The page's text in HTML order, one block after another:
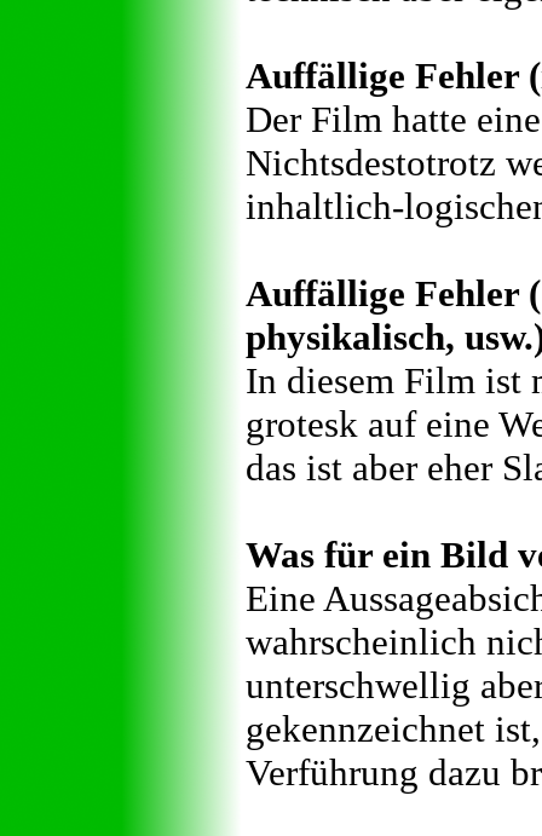
Auffällige Fehler
Der Film hatte
Nichtsdestotrotz
inhaltlich-
Auffällige Fehler
physikalisch,
In diesem Film ist
grotesk auf eine
das ist aber eher
Was für ein Bild
Eine
wahrscheinlich
unterschwellig
gekennzeichnet
Verführung dazu